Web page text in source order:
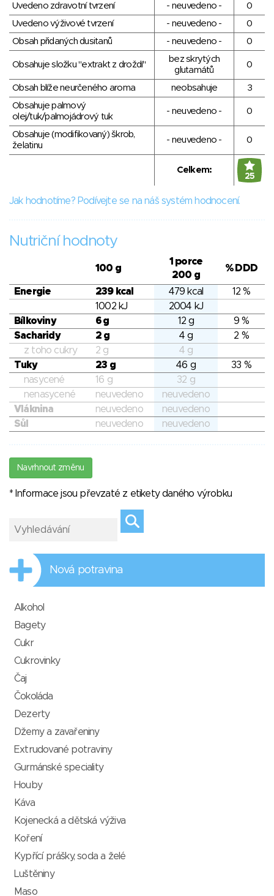
Uvedeno zdravotní tvrzení
- neuvedeno -
0
Uvedeno výživové tvrzení
- neuvedeno -
0
Obsah přidaných dusitanů
- neuvedeno - 0
Obsahuje složku "extrakt z droždí"
bez skrytých
glutamátů
0
Obsah blíže neurčeného aroma neobsahuje
3
Obsahuje palmový
olej/tuk/palmojádrový tuk
- neuvedeno - 0
Obsahuje (modifikovaný) škrob,
želatinu
- neuvedeno - 0
Celkem:
25
Jak hodnotíme? Podívejte se na náš systém hodnocení.
Nutriční hodnoty
100 g
1 porce
200 g
% DDD
Energie 239 kcal 479 kcal
12 %
1002 kJ
2004 kJ
Bílkoviny
6 g 12 g
9 %
Sacharidy
2 g 4 g
2 %
z toho cukry
2 g
4 g
Tuky
23 g 46 g
33 %
nasycené
16 g
32 g
nenasycené
neuvedeno
neuvedeno
Vláknina
neuvedeno
neuvedeno
Sůl
neuvedeno neuvedeno
Navrhnout změnu
* Informace jsou převzaté z etikety daného výrobku
Nová potravina
Alkohol
Bagety
Cukr
Cukrovinky
Čaj
Čokoláda
Dezerty
Džemy a zavařeniny
Extrudované potraviny
Gurmánské speciality
Houby
Káva
Kojenecká a dětská výživa
Koření
Kypřící prášky, soda a želé
Luštěniny
Maso